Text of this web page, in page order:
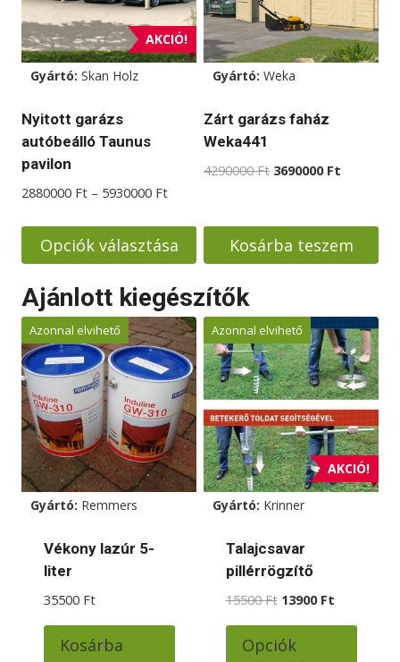
van.
A
változatok
választhatók
ki
van.
A
változatok
választhatók
AKCIÓ!
Gyártó: Skan Holz
Nyitott garázs
autóbeálló Taunus
pavilon
2880000 Ft – 5930000 FtÁrtartomány:
-
5930000 Ft
Opciók választása
a
terméknek
több
variációja
van.
A
változatok
a
termékoldalon
választhatók
Gyártó: Weka
Zárt garázs faház
Weka441
4290000Ft Original
4290000 Ft.
3690000 Ft
3690000
Kosárba teszem
Ajánlott kiegészítők
Azonnal elvihető
Gyártó: Remmers
Vékony lazúr 5-
liter
35500 Ft
Kosárba
AKCIÓ!
Azonnal elvihető
Gyártó: Krinner
Talajcsavar
pillérrögzítő
15500Ft Original
was:
13900 FtCurrent
Opciók